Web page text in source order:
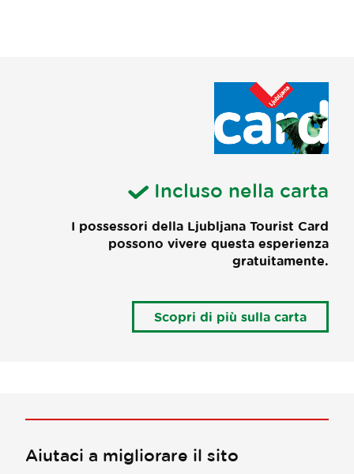
Incluso nella carta
I possessori della Ljubljana Tourist Card
possono vivere questa esperienza
gratuitamente.
Scopri di più sulla carta
Aiutaci a migliorare il sito